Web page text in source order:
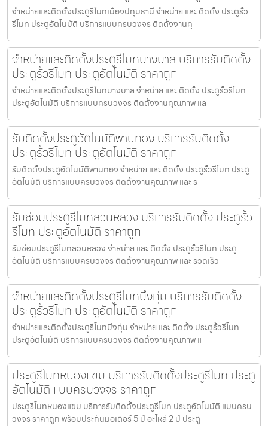
จำหน่ายและติดตั้งประตูรีโมทเมืองปทุมธานี จำหน่าย และ ติดตั้ง ประตูรั้ว
รีโมท ประตูอัตโนมัติ บริการแบบครบวงจร ติดตั้งงานคุ
จำหน่ายและติดตั้งประตูรีโมทบางบาล บริการรับติดตั้ง
ประตูรั้วรีโมท ประตูอัตโนมัติ ราคาถูก
จำหน่ายและติดตั้งประตูรีโมทบางบาล จำหน่าย และ ติดตั้ง ประตูรั้วรีโมท
ประตูอัตโนมัติ บริการแบบครบวงจร ติดตั้งงานคุณภาพ แล
รับติดตั้งประตูอัตโนมัติพานทอง บริการรับติดตั้ง
ประตูรั้วรีโมท ประตูอัตโนมัติ ราคาถูก
รับติดตั้งประตูอัตโนมัติพานทอง จำหน่าย และ ติดตั้ง ประตูรั้วรีโมท ประตู
อัตโนมัติ บริการแบบครบวงจร ติดตั้งงานคุณภาพ และ ร
รับซ่อมประตูรีโมทสวนหลวง บริการรับติดตั้ง ประตูรั้ว
รีโมท ประตูอัตโนมัติ ราคาถูก
รับซ่อมประตูรีโมทสวนหลวง จำหน่าย และ ติดตั้ง ประตูรั้วรีโมท ประตู
อัตโนมัติ บริการแบบครบวงจร ติดตั้งงานคุณภาพ และ รวดเร็ว
จำหน่ายและติดตั้งประตูรีโมทบึงกุ่ม บริการรับติดตั้ง
ประตูรั้วรีโมท ประตูอัตโนมัติ ราคาถูก
จำหน่ายและติดตั้งประตูรีโมทบึงกุ่ม จำหน่าย และ ติดตั้ง ประตูรั้วรีโมท
ประตูอัตโนมัติ บริการแบบครบวงจร ติดตั้งงานคุณภาพ แ
ประตูรีโมทหนองแขม บริการรับติดตั้งประตูรีโมท ประตู
อัตโนมัติ แบบครบวงจร ราคาถูก
ประตูรีโมทหนองแขม บริการรับติดตั้งประตูรีโมท ประตูอัตโนมัติ แบบครบ
วงจร ราคาถูก พร้อมประกันมอเตอร์ 5 ปี อะไหล่ 2 ปี ประตู